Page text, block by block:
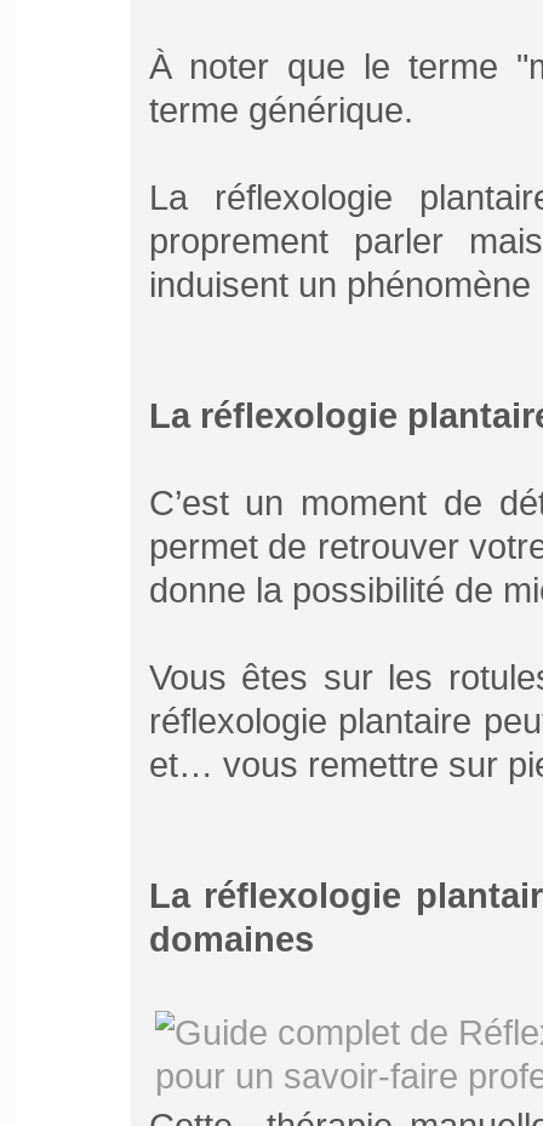
À noter que le terme
terme générique.
La réflexologie
proprement parler
induisent un phénomène
La réflexologie
C’est un moment de
permet de retrouver
donne la possibilité de
Vous êtes sur les
réflexologie plantaire
et… vous remettre sur
La réflexologie
domaines